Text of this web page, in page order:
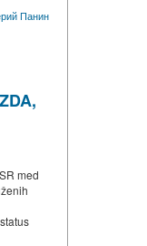
Панин
med